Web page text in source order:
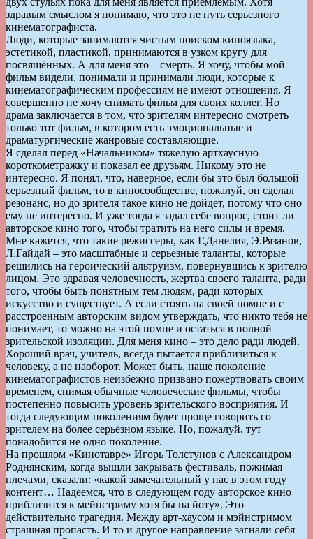
здравым смыслом я понимаю, что это не путь серьезного
кинематографиста.
Люди, которые занимаются чистым поиском киноязыка,
эстетикой, пластикой, принимаются в узком кругу для
посвящённых. А для меня это – смерть. Я хочу, чтобы мой
фильм видели, понимали и принимали люди, которые к
кинематографическим профессиям не имеют отношения. Я
совершенно не хочу снимать фильм для своих коллег. Но
драма заключается в том, что зрителям интересно смотреть
только тот фильм, в котором есть эмоциональные и
драматургические жанровые составляющие.
Я сделал перед «Начальником» тяжелую артхаусную
короткометражку и показал ее друзьям. Никому это не
интересно. Я понял, что, наверное, если бы это был большой
серьезный фильм, то в киносообществе, пожалуй, он сделал
резонанс, но до зрителя такое кино не дойдет, потому что оно
ему не интересно. И уже тогда я задал себе вопрос, стоит ли
авторское кино того, чтобы тратить на него силы и время.
Мне кажется, что такие режиссеры, как Г.Данелия, Э.Рязанов,
Л.Гайдай – это масштабные и серьезные таланты, которые
решились на героический альтруизм, повернувшись к зрителю
лицом. Это здравая человечность, жертва своего таланта, ради
того, чтобы быть понятным тем людям, ради которых
искусство и существует. А если стоять на своей помпе и с
расстроенным авторским видом утверждать, что никто тебя не
понимает, то можно на этой помпе и остаться в полной
зрительской изоляции. Для меня кино – это дело ради людей.
Хороший врач, учитель, всегда пытается приблизиться к
человеку, а не наоборот. Может быть, наше поколение
кинематографистов неизбежно призвано пожертвовать своим
временем, снимая обычные человеческие фильмы, чтобы
постепенно повысить уровень зрительского восприятия. И
тогда следующим поколениям будет проще говорить со
зрителем на более серьёзном языке. Но, пожалуй, тут
понадобится не одно поколение.
На прошлом «Кинотавре» Игорь Толстунов с Александром
Роднянским, когда вышли закрывать фестиваль, пожимая
плечами, сказали: «какой замечательный у нас в этом году
контент… Надеемся, что в следующем году авторское кино
приблизится к мейнстриму хотя бы на йоту». Это
действительно трагедия. Между арт-хаусом и мэйнстримом
страшная пропасть. И то и другое направление загнали себя